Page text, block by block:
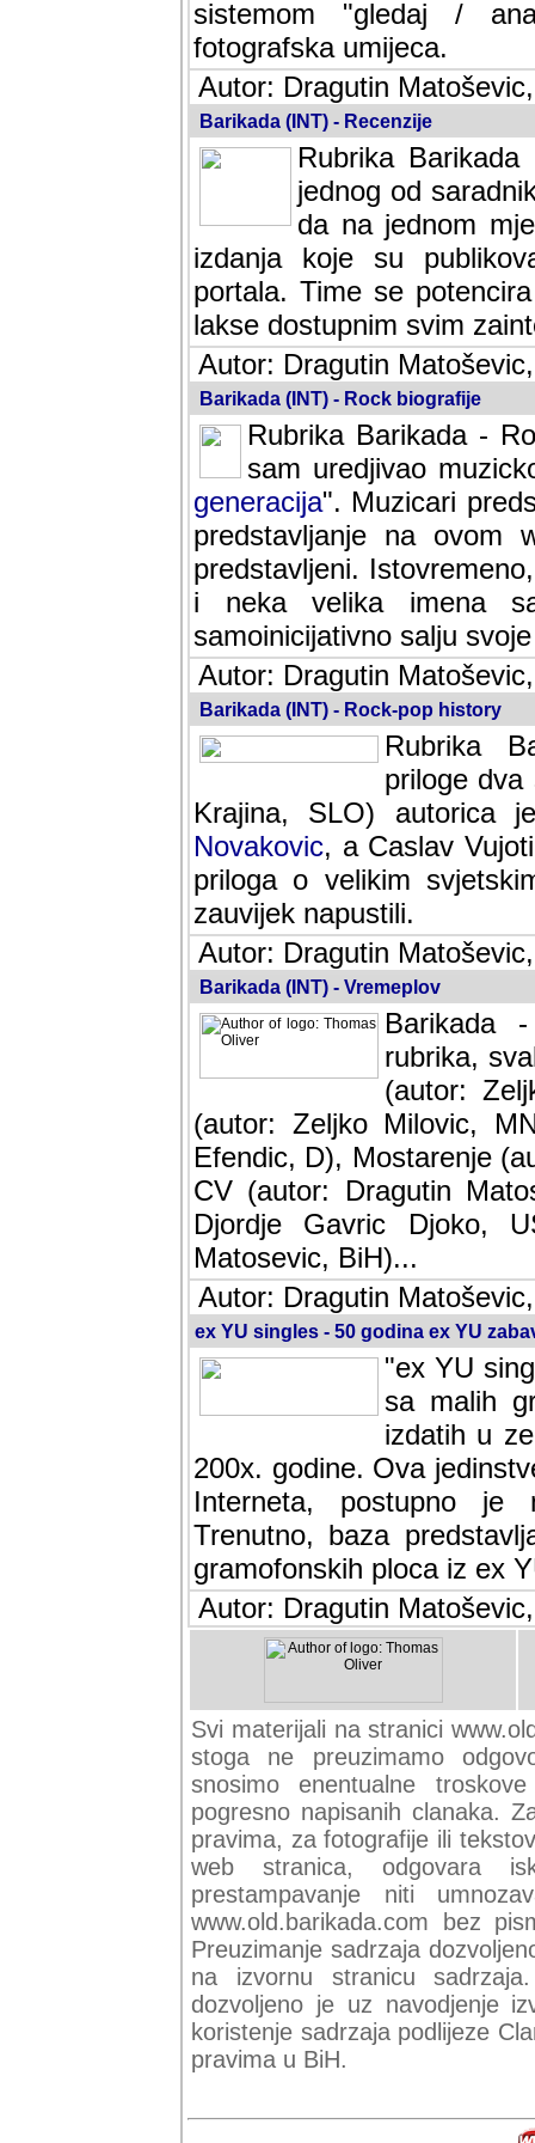
sistemom "gledaj /
fotografska umijeca.
Autor: Dragutin
Barikada (INT) - Recenzije
Rubrika
jednog od
da na jednom
izdanja koje su
portala. Time se
lakse dostupnim svim
Autor: Dragutin
Barikada (INT) - Rock biografije
Rubrika Barikada -
sam uredjivao
generacija". Muzicari
predstavljanje na ovom
predstavljeni.
i neka velika imena
samoinicijativno salju
Autor: Dragutin
Barikada (INT) - Rock-pop history
Rubrika
dva
SLO) autorica je velikog
Caslav Vujotic
velikim svjetskim
napustili.
Autor: Dragutin
Barikada (INT) - Vremeplov
Barikada
rubrika,
(autor:
(autor: Zeljko Milovic,
Efendic, D), Mostarenje
CV (autor: Dragutin
Djordje Gavric Djoko,
Matosevic, BiH)...
Autor: Dragutin
ex YU singles - 50 godina ex YU
"ex YU
sa malih
izdatih u
200x. godine. Ova
Interneta, postupno je
baza predstavlja
ploca iz ex YU.
Autor: Dragutin
Svi materijali na stranici
stoga ne preuzimamo
snosimo enentualne
pogresno napisanih clanaka.
pravima, za fotografije ili
web stranica, odgovara
prestampavanje niti
www.old.barikada.com bez
Preuzimanje sadrzaja
na izvornu stranicu
dozvoljeno je uz navodjenje
koristenje sadrzaja podlijeze
pravima u BiH.